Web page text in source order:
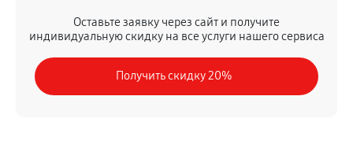
50 минут
Замена разъема питания
900 руб 40 минут
Оставьте заявку через сайт и получите
индивидуальную скидку на все услуги нашего сервиса
Получить скидку 20%